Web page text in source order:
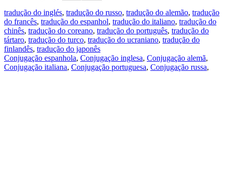
tradução do inglés, tradução do russo, tradução do alemão, tradução
do francês, tradução do espanhol, tradução do italiano, tradução do
chinês, tradução do coreano, tradução do português, tradução do
tártaro, tradução do turco, tradução do ucraniano, tradução do
finlandês, tradução do japonês
Conjugação espanhola, Conjugação inglesa, Conjugação alemã,
Conjugação italiana, Conjugação portuguesa, Conjugação russa,